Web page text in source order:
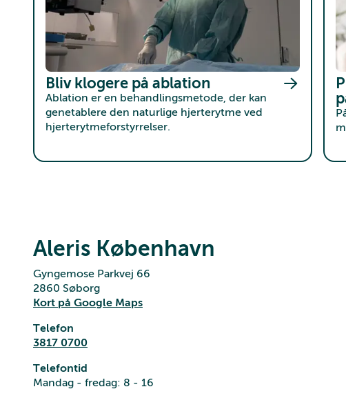
Bliv klogere på ablation
Ablation er en behandlingsmetode, der kan
genetablere den naturlige hjerterytme ved
hjerterytmeforstyrrelser.
Aleris København
Gyngemose Parkvej 66
2860 Søborg
Kort på Google Maps
Telefon
3817 0700
Telefontid
Mandag - fredag: 8 - 16